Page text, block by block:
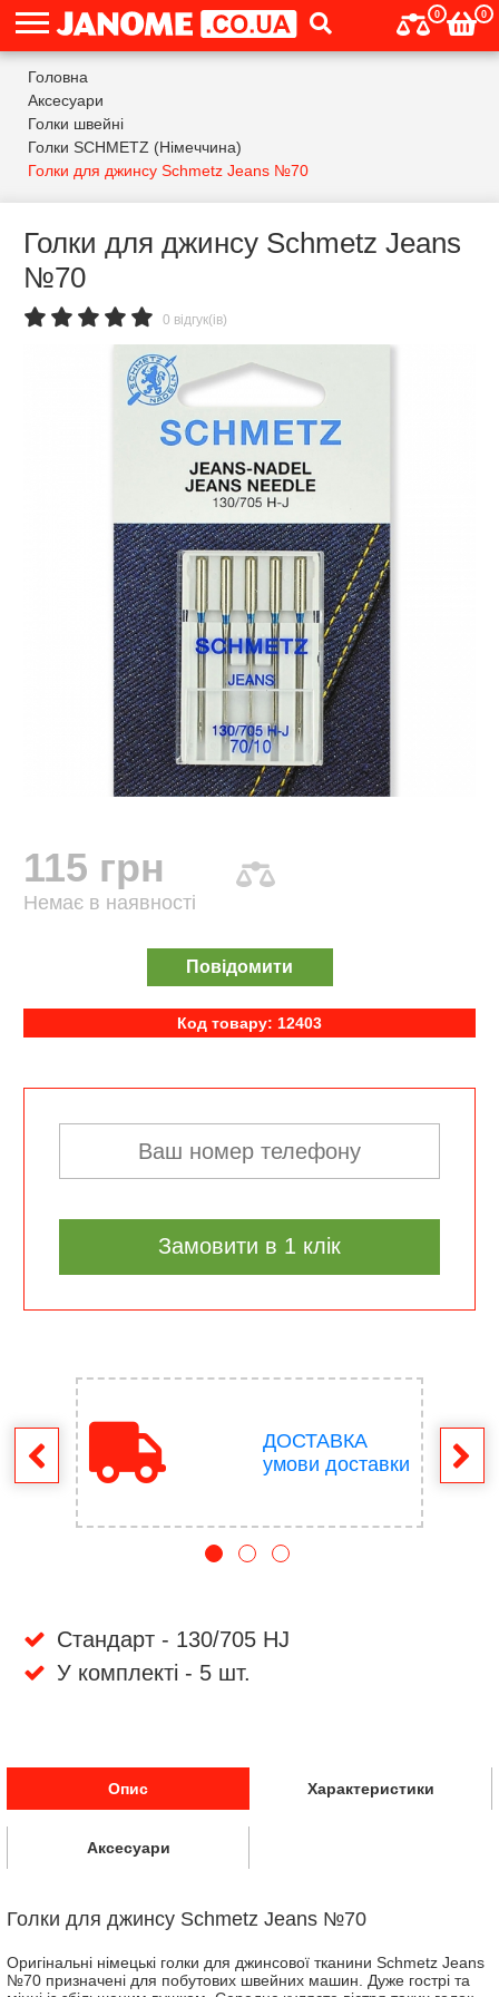
0 0
Головна
Аксесуари
Голки швейні
Голки SCHMETZ (Німеччина)
Голки для джинсу Schmetz Jeans №70
Голки для джинсу Schmetz Jeans
№70
0 відгук(ів)
115 грн
Немає в наявності
Повідомити
Код товару: 12403
Замовити в 1 клік
ДОСТАВКА
умови доставки
Стандарт - 130/705 HJ
У комплекті - 5 шт.
Опис Характеристики
Аксесуари
Голки для джинсу Schmetz Jeans №70
Оригінальні німецькі голки для джинсової тканини Schmetz Jeans
№70 призначені для побутових швейних машин. Дуже гострі та